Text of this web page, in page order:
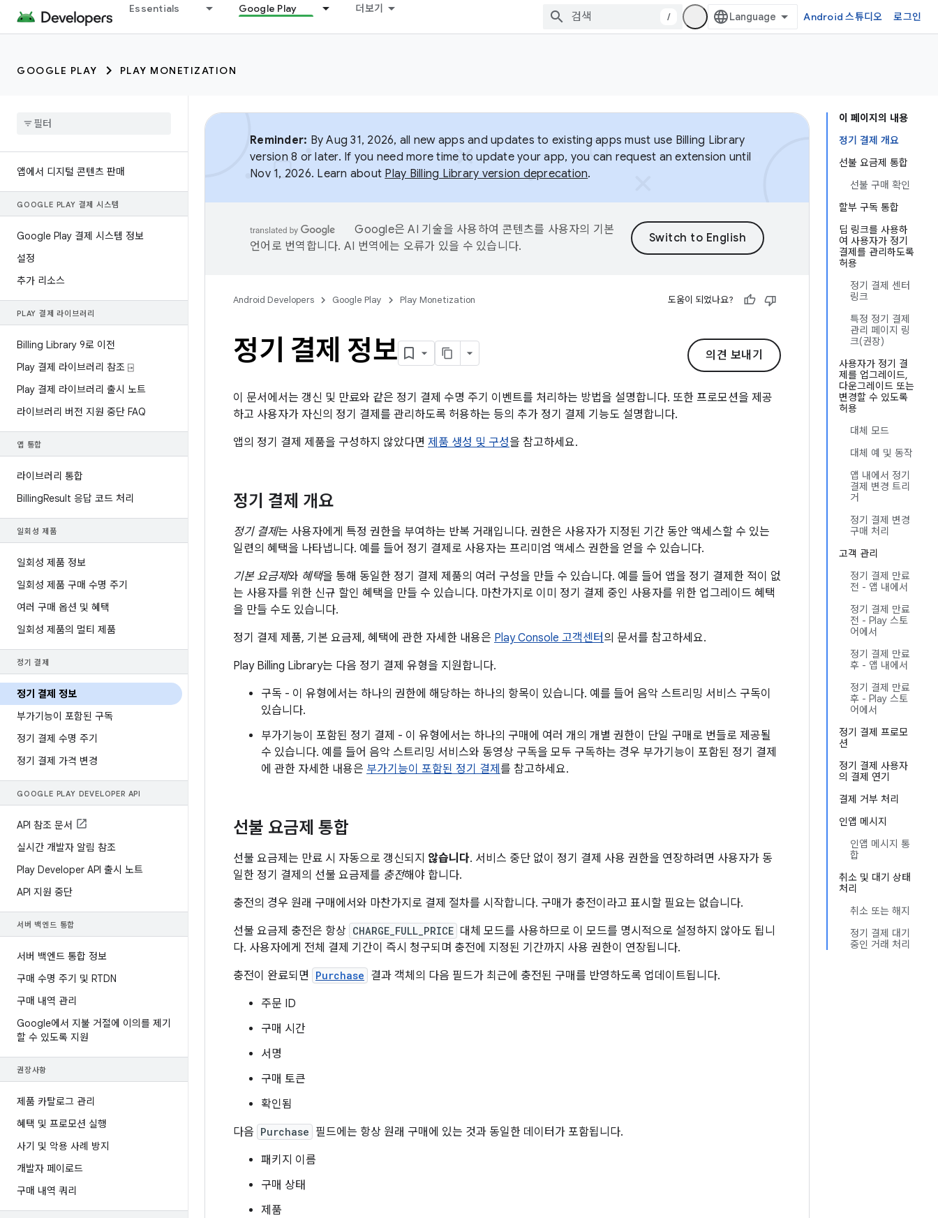
Essentials Google Play 더보기
/ Android 스튜디오 로그인
GOOGLE PLAY PLAY MONETIZATION
앱에서 디지털 콘텐츠 판매
GOOGLE PLAY 결제 시스템
Google Play 결제 시스템 정보
설정
추가 리소스
PLAY 결제 라이브러리
Billing Library 9로 이전
Play 결제 라이브러리 참조 ⍈
Play 결제 라이브러리 출시 노트
라이브러리 버전 지원 중단 FAQ
앱 통합
라이브러리 통합
BillingResult 응답 코드 처리
일회성 제품
일회성 제품 정보
일회성 제품 구매 수명 주기
여러 구매 옵션 및 혜택
일회성 제품의 멀티 제품
정기 결제
정기 결제 정보
부가기능이 포함된 구독
정기 결제 수명 주기
정기 결제 가격 변경
GOOGLE PLAY DEVELOPER API
API 참조 문서
실시간 개발자 알림 참조
Play Developer API 출시 노트
API 지원 중단
서버 백엔드 통합
서버 백엔드 통합 정보
구매 수명 주기 및 RTDN
구매 내역 관리
Google에서 지불 거절에 이의를 제기
할 수 있도록 지원
권장사항
제품 카탈로그 관리
혜택 및 프로모션 실행
사기 및 악용 사례 방지
개발자 페이로드
구매 내역 쿼리
이 페이지의 내용
정기 결제 개요
선불 요금제 통합
선불 구매 확인
할부 구독 통합
딥 링크를 사용하
여 사용자가 정기
결제를 관리하도록
허용
정기 결제 센터
링크
특정 정기 결제
관리 페이지 링
크(권장)
사용자가 정기 결
제를 업그레이드,
다운그레이드 또는
변경할 수 있도록
허용
대체 모드
대체 예 및 동작
앱 내에서 정기
결제 변경 트리
거
정기 결제 변경
구매 처리
고객 관리
정기 결제 만료
전 - 앱 내에서
정기 결제 만료
전 - Play 스토
어에서
정기 결제 만료
후 - 앱 내에서
정기 결제 만료
후 - Play 스토
어에서
정기 결제 프로모
션
정기 결제 사용자
의 결제 연기
결제 거부 처리
인앱 메시지
인앱 메시지 통
합
취소 및 대기 상태
처리
취소 또는 해지
정기 결제 대기
중인 거래 처리
Reminder: By Aug 31, 2026, all new apps and updates to existing apps must use Billing Library
version 8 or later. If you need more time to update your app, you can request an extension until
Nov 1, 2026. Learn about Play Billing Library version deprecation.
Google은 AI 기술을 사용하여 콘텐츠를 사용자의 기본
언어로 번역합니다. AI 번역에는 오류가 있을 수 있습니다.
Android Developers Google Play Play Monetization 도움이 되었나요?
의견 보내기
정기 결제 정보
이 문서에서는 갱신 및 만료와 같은 정기 결제 수명 주기 이벤트를 처리하는 방법을 설명합니다. 또한 프로모션을 제공
하고 사용자가 자신의 정기 결제를 관리하도록 허용하는 등의 추가 정기 결제 기능도 설명합니다.
앱의 정기 결제 제품을 구성하지 않았다면 제품 생성 및 구성을 참고하세요.
정기 결제 개요
정기 결제는 사용자에게 특정 권한을 부여하는 반복 거래입니다. 권한은 사용자가 지정된 기간 동안 액세스할 수 있는
일련의 혜택을 나타냅니다. 예를 들어 정기 결제로 사용자는 프리미엄 액세스 권한을 얻을 수 있습니다.
기본 요금제와 혜택을 통해 동일한 정기 결제 제품의 여러 구성을 만들 수 있습니다. 예를 들어 앱을 정기 결제한 적이 없
는 사용자를 위한 신규 할인 혜택을 만들 수 있습니다. 마찬가지로 이미 정기 결제 중인 사용자를 위한 업그레이드 혜택
을 만들 수도 있습니다.
정기 결제 제품, 기본 요금제, 혜택에 관한 자세한 내용은 Play Console 고객센터 의 문서를 참고하세요.
Play Billing Library는 다음 정기 결제 유형을 지원합니다.
구독 - 이 유형에서는 하나의 권한에 해당하는 하나의 항목이 있습니다. 예를 들어 음악 스트리밍 서비스 구독이
있습니다.
부가기능이 포함된 정기 결제 - 이 유형에서는 하나의 구매에 여러 개의 개별 권한이 단일 구매로 번들로 제공될
수 있습니다. 예를 들어 음악 스트리밍 서비스와 동영상 구독을 모두 구독하는 경우 부가기능이 포함된 정기 결제
에 관한 자세한 내용은 부가기능이 포함된 정기 결제 를 참고하세요.
선불 요금제 통합
선불 요금제는 만료 시 자동으로 갱신되지 않습니다. 서비스 중단 없이 정기 결제 사용 권한을 연장하려면 사용자가 동
일한 정기 결제의 선불 요금제를 충전해야 합니다.
충전의 경우 원래 구매에서와 마찬가지로 결제 절차를 시작합니다. 구매가 충전이라고 표시할 필요는 없습니다.
선불 요금제 충전은 항상 CHARGE_FULL_PRICE 대체 모드를 사용하므로 이 모드를 명시적으로 설정하지 않아도 됩니
다. 사용자에게 전체 결제 기간이 즉시 청구되며 충전에 지정된 기간까지 사용 권한이 연장됩니다.
충전이 완료되면
Purchase 결과 객체의 다음 필드가 최근에 충전된 구매를 반영하도록 업데이트됩니다.
주문 ID
구매 시간
서명
구매 토큰
확인됨
다음 Purchase 필드에는 항상 원래 구매에 있는 것과 동일한 데이터가 포함됩니다.
패키지 이름
구매 상태
제품